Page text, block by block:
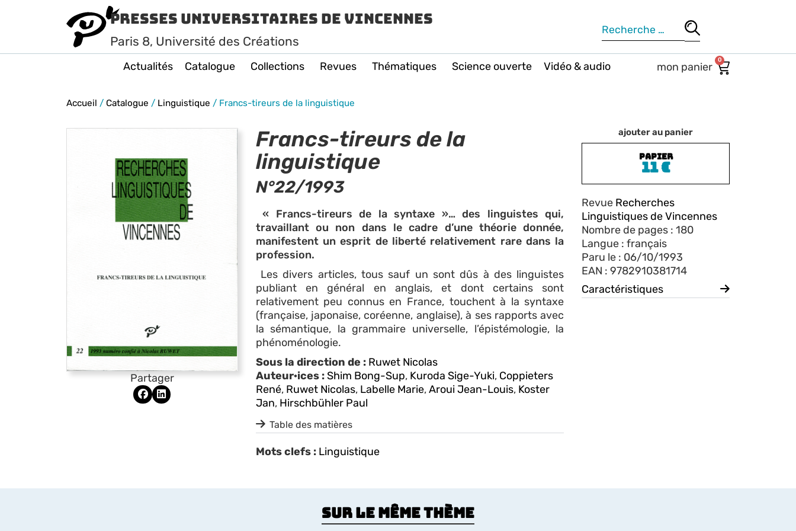
Presses Universitaires de Vincennes
Paris 8, Université des Créations
Actualités Catalogue Collections Revues Thématiques Science ouverte Vidéo & audio 0
Accueil / Catalogue / Linguistique / Francs-tireurs de la linguistique
Partager
Francs-tireurs de la
linguistique
N°22/1993
« Francs-tireurs de la syntaxe »… des linguistes qui,
travaillant ou non dans le cadre d’une théorie donnée,
manifestent un esprit de liberté relativement rare dans la
profession.
Les divers articles, tous sauf un sont dûs à des linguistes
publiant en général en anglais, et dont certains sont
relativement peu connus en France, touchent à la syntaxe
(française, japonaise, coréenne, anglaise), à ses rapports avec
la sémantique, la grammaire universelle, l’épistémologie, la
phénoménologie.
Sous la direction de : Ruwet Nicolas
Auteur·ices :Shim Bong-Sup, Kuroda Sige-Yuki, Coppieters
René, Ruwet Nicolas, Labelle Marie,Aroui Jean-Louis, Koster
Jan, Hirschbühler Paul
Table des matières
Mots clefs : Linguistique
ajouter au panier
PAPIER
11€
Revue Recherches
Linguistiques de Vincennes
Nombre de pages : 180
Langue : français
Paru le : 06/10/1993
EAN : 9782910381714
Caractéristiques
Sur le même thème